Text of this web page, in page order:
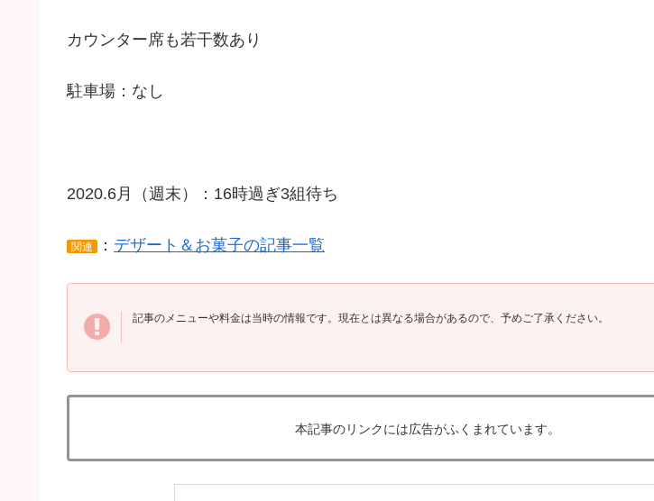
カウンター席も若干数あり
駐車場：なし
2020.6月（週末）：16時過ぎ3組待ち
関連 ： デザート＆お菓子の記事一覧
記事のメニューや料金は当時の情報です。現在とは異なる場合があるので、予めご了承ください。
本記事のリンクには広告がふくまれています。